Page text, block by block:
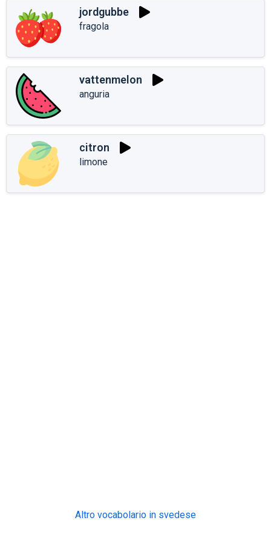
jordgubbe
fragola
vattenmelon
anguria
citron
limone
Altro vocabolario in svedese